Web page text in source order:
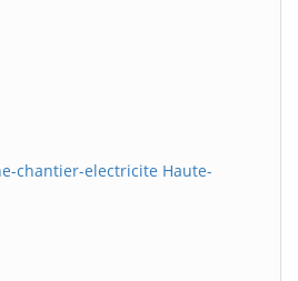
chantier-electricite Haute-